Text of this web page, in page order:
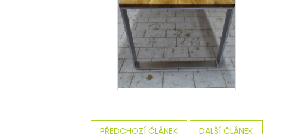
PŘEDCHOZÍ ČLÁNEK DALŠÍ ČLÁNEK